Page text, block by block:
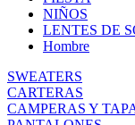
NIÑOS
LENTES DE
Hombre
SWEATERS
CARTERAS
CAMPERAS Y